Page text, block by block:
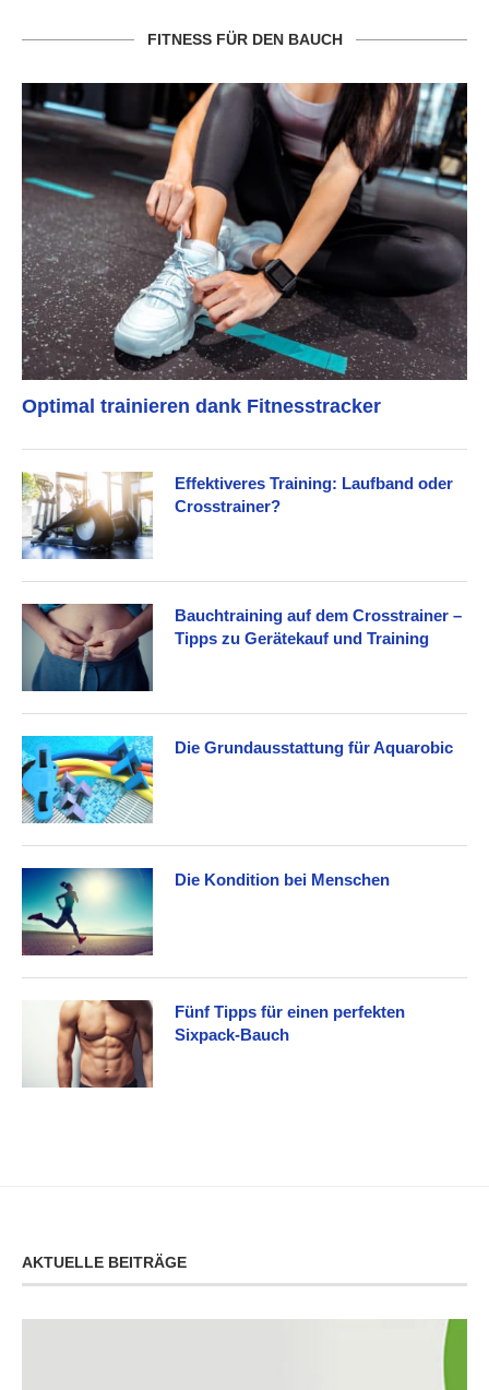
FITNESS FÜR DEN BAUCH
Optimal trainieren dank Fitnesstracker
Effektiveres Training: Laufband oder
Crosstrainer?
Bauchtraining auf dem Crosstrainer –
Tipps zu Gerätekauf und Training
Die Grundausstattung für Aquarobic
Die Kondition bei Menschen
Fünf Tipps für einen perfekten
Sixpack-Bauch
AKTUELLE BEITRÄGE